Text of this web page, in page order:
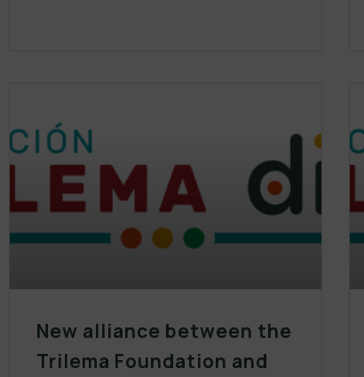
New alliance between the
Trilema Foundation and